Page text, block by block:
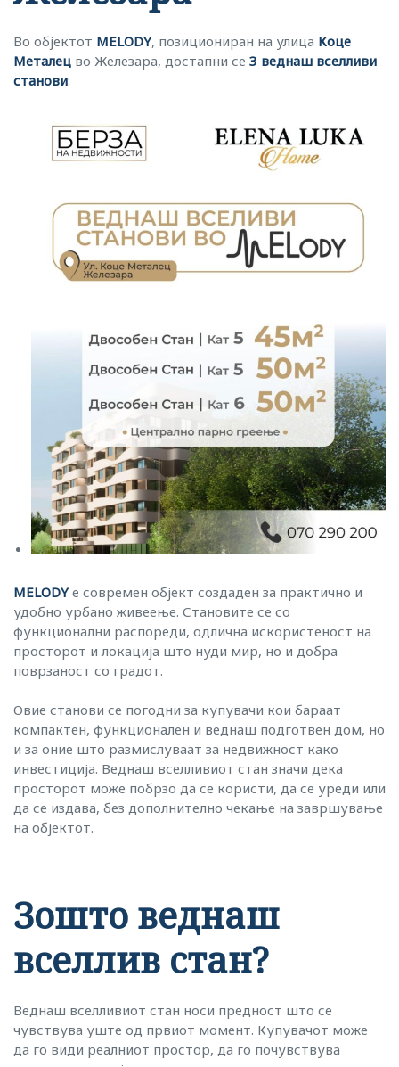
Во објектот MELODY, позициониран на улица Коце
Металец во Железара, достапни се 3 веднаш вселливи
станови:
MELODYе современ објект создаден за практично и
удобно урбано живеење. Становите се со
функционални распореди, одлична искористеност на
просторот и локација што нуди мир, но и добра
поврзаност со градот.
Овие станови се погодни за купувачи кои бараат
компактен, функционален и веднаш подготвен дом, но
и за оние што размислуваат за недвижност како
инвестиција. Веднаш вселливиот стан значи дека
просторот може побрзо да се користи, да се уреди или
да се издава, без дополнително чекање на завршување
на објектот.
Зошто веднаш
вселлив стан?
Веднаш вселливиот стан носи предност што се
чувствува уште од првиот момент. Купувачот може
да го види реалниот простор, да го почувствува